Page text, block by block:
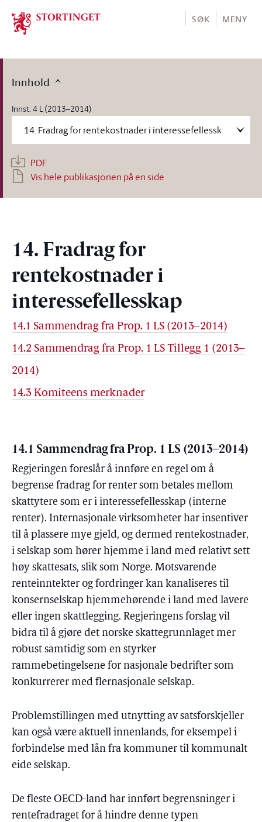
Stortinget.no
SØK MENY
Innhold
Innst. 4 L (2013–2014)
PDF
Vis hele publikasjonen på en side
14. Fradrag for
rentekostnader i
interessefellesskap
14.1 Sammendrag fra Prop. 1 LS (2013–2014)
14.2 Sammendrag fra Prop. 1 LS Tillegg 1 (2013–
2014)
14.3 Komiteens merknader
14.1 Sammendrag fra Prop. 1 LS (2013–2014)
Regjeringen foreslår å innføre en regel om å
begrense fradrag for renter som betales mellom
skattytere som er i interessefellesskap (interne
renter). Internasjonale virksomheter har insentiver
til å plassere mye gjeld, og dermed rentekostnader,
i selskap som hører hjemme i land med relativt sett
høy skattesats, slik som Norge. Motsvarende
renteinntekter og fordringer kan kanaliseres til
konsernselskap hjemmehørende i land med lavere
eller ingen skattlegging. Regjeringens forslag vil
bidra til å gjøre det norske skattegrunnlaget mer
robust samtidig som en styrker
rammebetingelsene for nasjonale bedrifter som
konkurrerer med flernasjonale selskap.
Problemstillingen med utnytting av satsforskjeller
kan også være aktuell innenlands, for eksempel i
forbindelse med lån fra kommuner til kommunalt
eide selskap.
De fleste OECD-land har innført begrensninger i
rentefradraget for å hindre denne typen